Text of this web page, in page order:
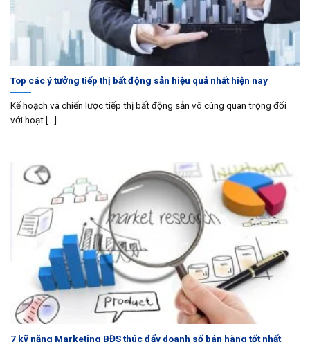
Top các ý tưởng tiếp thị bất động sản hiệu quả nhất hiện nay
Kế hoạch và chiến lược tiếp thị bất động sản vô cùng quan trọng đối
với hoạt [...]
7 kỹ năng Marketing BĐS thúc đẩy doanh số bán hàng tốt nhất